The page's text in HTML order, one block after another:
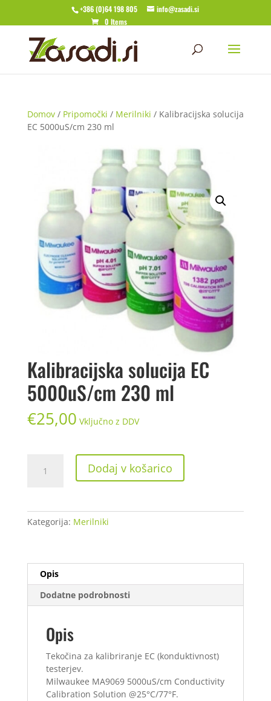
+386 (0)64 198 805
info@zasadi.si
0 Items
Domov/ Pripomočki / Merilniki / Kalibracijska solucija
EC 5000uS/cm 230 ml
Kalibracijska solucija EC
5000uS/cm 230 ml
€25,00 Vključno z DDV
Kalibracijska
solucija
230
ml
Dodaj v košarico
Kategorija: Merilniki
Opis
Dodatne podrobnosti
Opis
Tekočina za kalibriranje EC (konduktivnost)
testerjev.
Milwaukee MA9069 5000uS/cm Conductivity
Calibration Solution @25°C/77°F.